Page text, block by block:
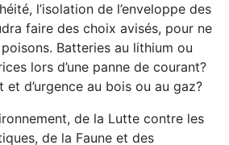
l’isolation de l’enveloppe des
faire des choix avisés, pour ne
Batteries au lithium ou
lors d’une panne de courant?
et d’urgence au bois ou au gaz?
de la Lutte contre les
de la Faune et des